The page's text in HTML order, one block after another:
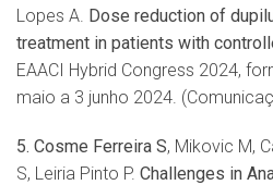
Lopes A. Dose reduction of
treatment in patients with
EAACI Hybrid Congress 2024,
maio a 3 junho 2024.
5. Cosme Ferreira S, Mikovic M,
S, Leiria Pinto P. Challenges in